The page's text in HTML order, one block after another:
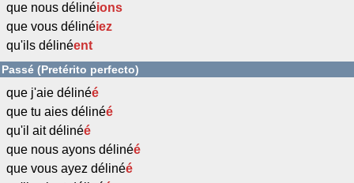
que nous délinéions
que vous délinéiez
qu'ils délinéent
Passé (Pretérito perfecto)
que j'aie délinéé
que tu aies délinéé
qu'il ait délinéé
que nous ayons délinéé
que vous ayez délinéé